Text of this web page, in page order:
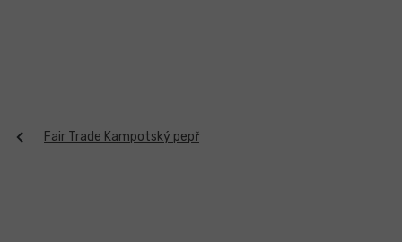
Fair Trade Kampotský pepř